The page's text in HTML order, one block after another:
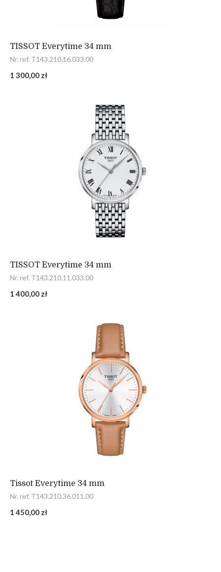
TISSOT Everytime 34 mm
Nr. ref. T143.210.16.033.00
1 300,00 zł
TISSOT Everytime 34 mm
Nr. ref. T143.210.11.033.00
1 400,00 zł
Tissot Everytime 34 mm
Nr. ref. T143.210.36.011.00
1 450,00 zł